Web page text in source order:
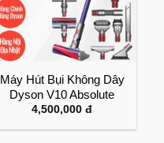
Máy Hút Bụi Không Dây
Dyson V10 Absolute
4,500,000 đ